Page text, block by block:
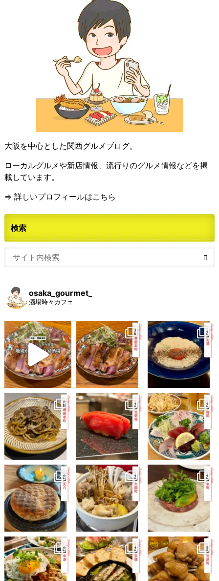
大阪を中心とした関西グルメブログ。
ローカルグルメや新店情報、流行りのグルメ情報などを掲
載しています。
⇒ 詳しいプロフィールはこちら
検索
osaka_gourmet_
酒場時々カフェ